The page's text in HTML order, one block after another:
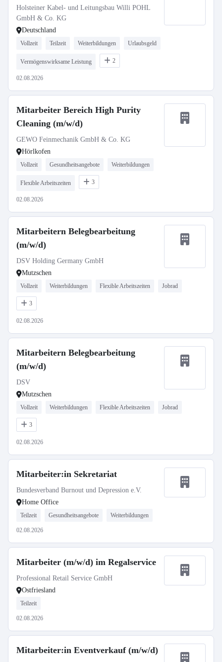
Holsteiner Kabel- und Leitungsbau Willi POHL
GmbH & Co. KG
Deutschland
Vollzeit Teilzeit Weiterbildungen Urlaubsgeld
Vermögenswirksame Leistung 2
02.08.2026
Mitarbeiter Bereich High Purity
Cleaning (m/w/d)
GEWO Feinmechanik GmbH & Co. KG
Hörlkofen
Vollzeit Gesundheitsangebote Weiterbildungen
Flexible Arbeitszeiten 3
02.08.2026
Mitarbeitern Belegbearbeitung
(m/w/d)
DSV Holding Germany GmbH
Mutzschen
Vollzeit Weiterbildungen Flexible Arbeitszeiten Jobrad
3
02.08.2026
Mitarbeitern Belegbearbeitung
(m/w/d)
DSV
Mutzschen
Vollzeit Weiterbildungen Flexible Arbeitszeiten Jobrad
3
02.08.2026
Mitarbeiter:in Sekretariat
Bundesverband Burnout und Depression e.V.
Home Office
Teilzeit Gesundheitsangebote Weiterbildungen
02.08.2026
Mitarbeiter (m/w/d) im Regalservice
Professional Retail Service GmbH
Ostfriesland
Teilzeit
02.08.2026
Mitarbeiter:in Eventverkauf (m/w/d)